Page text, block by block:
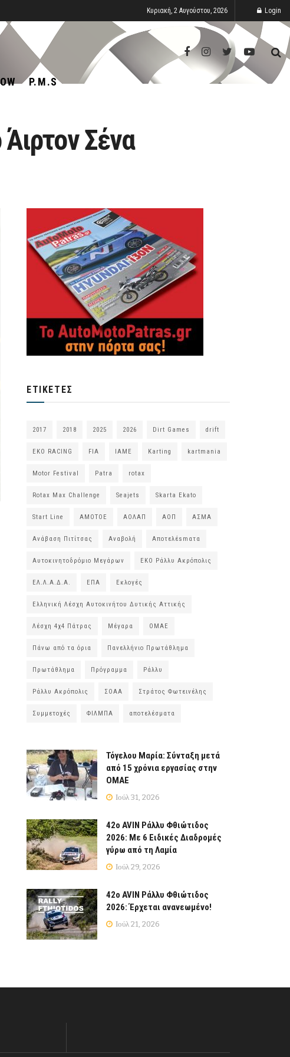
Κυριακή, 2 Αυγούστου, 2026 Login
P.M.S
Σένα
ΕΤΙΚΈΤΕΣ
2017 2018 2025 2026 Dirt Games drift
EKO RACING FIA IAME Karting kartmania
Motor Festival Patra rotax
Rotax Max Challenge Seajets Skarta Ekato
Start Line ΑΜΟΤΟΕ ΑΟΛΑΠ ΑΟΠ ΑΣΜΑ
Ανάβαση Πιτίτσας Αναβολή Αποτελέsmατα
Αυτοκινητοδρόμιο Μεγάρων ΕΚΟ Ράλλυ Ακρόπολις
ΕΛ.Λ.Α.Δ.Α. ΕΠΑ Εκλογές
Ελληνική Λέσχη Αυτοκινήτου Δυτικής Αττικής
Λέσχη 4χ4 Πάτρας Μέγαρα ΟΜΑΕ
Πάνω από τα όρια Πανελλήνιο Πρωτάθλημα
Πρωτάθλημα Πρόγραμμα Ράλλυ
Ράλλυ Ακρόπολις ΣΟΑΑ Στράτος Φωτεινέλης
Συμμετοχές ΦΙΛΜΠΑ αποτελέσματα
Τόγελου Μαρία: Σύνταξη μετά
από 15 χρόνια εργασίας στην
ΟΜΑΕ
Ιούλ 31, 2026
42ο AVIN Ράλλυ Φθιώτιδος
2026: Με 6 Ειδικές Διαδρομές
γύρω από τη Λαμία
Ιούλ 29, 2026
42ο AVIN Ράλλυ Φθιώτιδος
2026: Έρχεται ανανεωμένο!
Ιούλ 21, 2026